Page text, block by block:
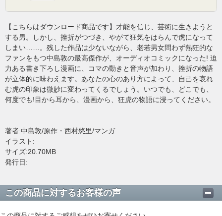
【こちらはダウンロード商品です】才能を信じ、芸術に生きようと
する男。しかし、挫折がつづき、やがて狂気をはらんで虎になって
しまい……。残した作品は少ないながら、老若男女問わず熱狂的な
ファンをもつ中島敦の最高傑作が、オーディオコミックになった! 迫
力ある書き下ろし漫画に、コマの動きと音声が加わり、挫折の物語
が立体的に味わえます。あなたの心のあり方によって、自己を哀れ
む虎の印象は微妙に変わってくるでしょう。いつでも、どこでも、
何度でも!目から耳から、漫画から、狂虎の物語に浸ってください。
著者:中島敦/原作・西村悠里/マンガ
イラスト:
サイズ:20.70MB
発行日:
この商品に対するお客様の声